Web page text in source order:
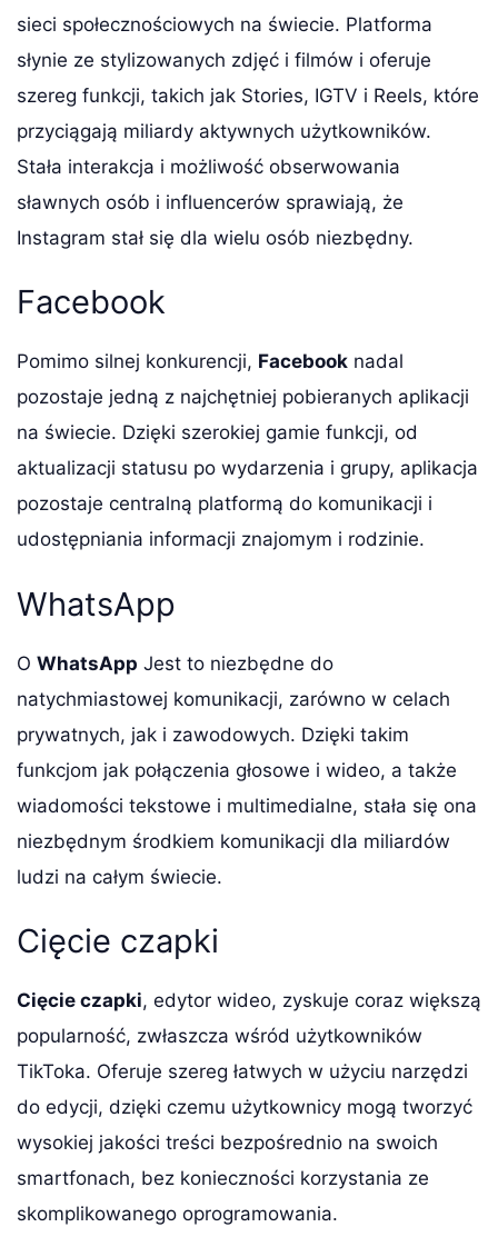
sieci społecznościowych na świecie. Platforma
słynie ze stylizowanych zdjęć i filmów i oferuje
szereg funkcji, takich jak Stories, IGTV i Reels, które
przyciągają miliardy aktywnych użytkowników.
Stała interakcja i możliwość obserwowania
sławnych osób i influencerów sprawiają, że
Instagram stał się dla wielu osób niezbędny.
Facebook
Pomimo silnej konkurencji, Facebook nadal
pozostaje jedną z najchętniej pobieranych aplikacji
na świecie. Dzięki szerokiej gamie funkcji, od
aktualizacji statusu po wydarzenia i grupy, aplikacja
pozostaje centralną platformą do komunikacji i
udostępniania informacji znajomym i rodzinie.
WhatsApp
O WhatsApp Jest to niezbędne do
natychmiastowej komunikacji, zarówno w celach
prywatnych, jak i zawodowych. Dzięki takim
funkcjom jak połączenia głosowe i wideo, a także
wiadomości tekstowe i multimedialne, stała się ona
niezbędnym środkiem komunikacji dla miliardów
ludzi na całym świecie.
Cięcie czapki
Cięcie czapki, edytor wideo, zyskuje coraz większą
popularność, zwłaszcza wśród użytkowników
TikToka. Oferuje szereg łatwych w użyciu narzędzi
do edycji, dzięki czemu użytkownicy mogą tworzyć
wysokiej jakości treści bezpośrednio na swoich
smartfonach, bez konieczności korzystania ze
skomplikowanego oprogramowania.